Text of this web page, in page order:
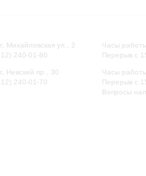
Михайловская ул., 2
240-01-80
Невский пр., 30
240-01-70
Часы
Перерыв с
Часы
Перерыв с
Вопросы